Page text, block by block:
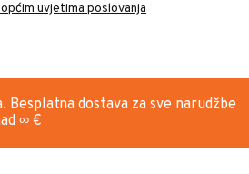
uvjetima poslovanja
Besplatna dostava za sve narudžbe
∞ €